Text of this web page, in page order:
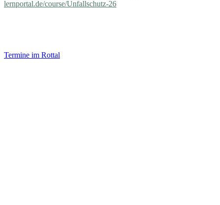
lernportal.de/course/Unfallschutz-26
Termine im Rottal